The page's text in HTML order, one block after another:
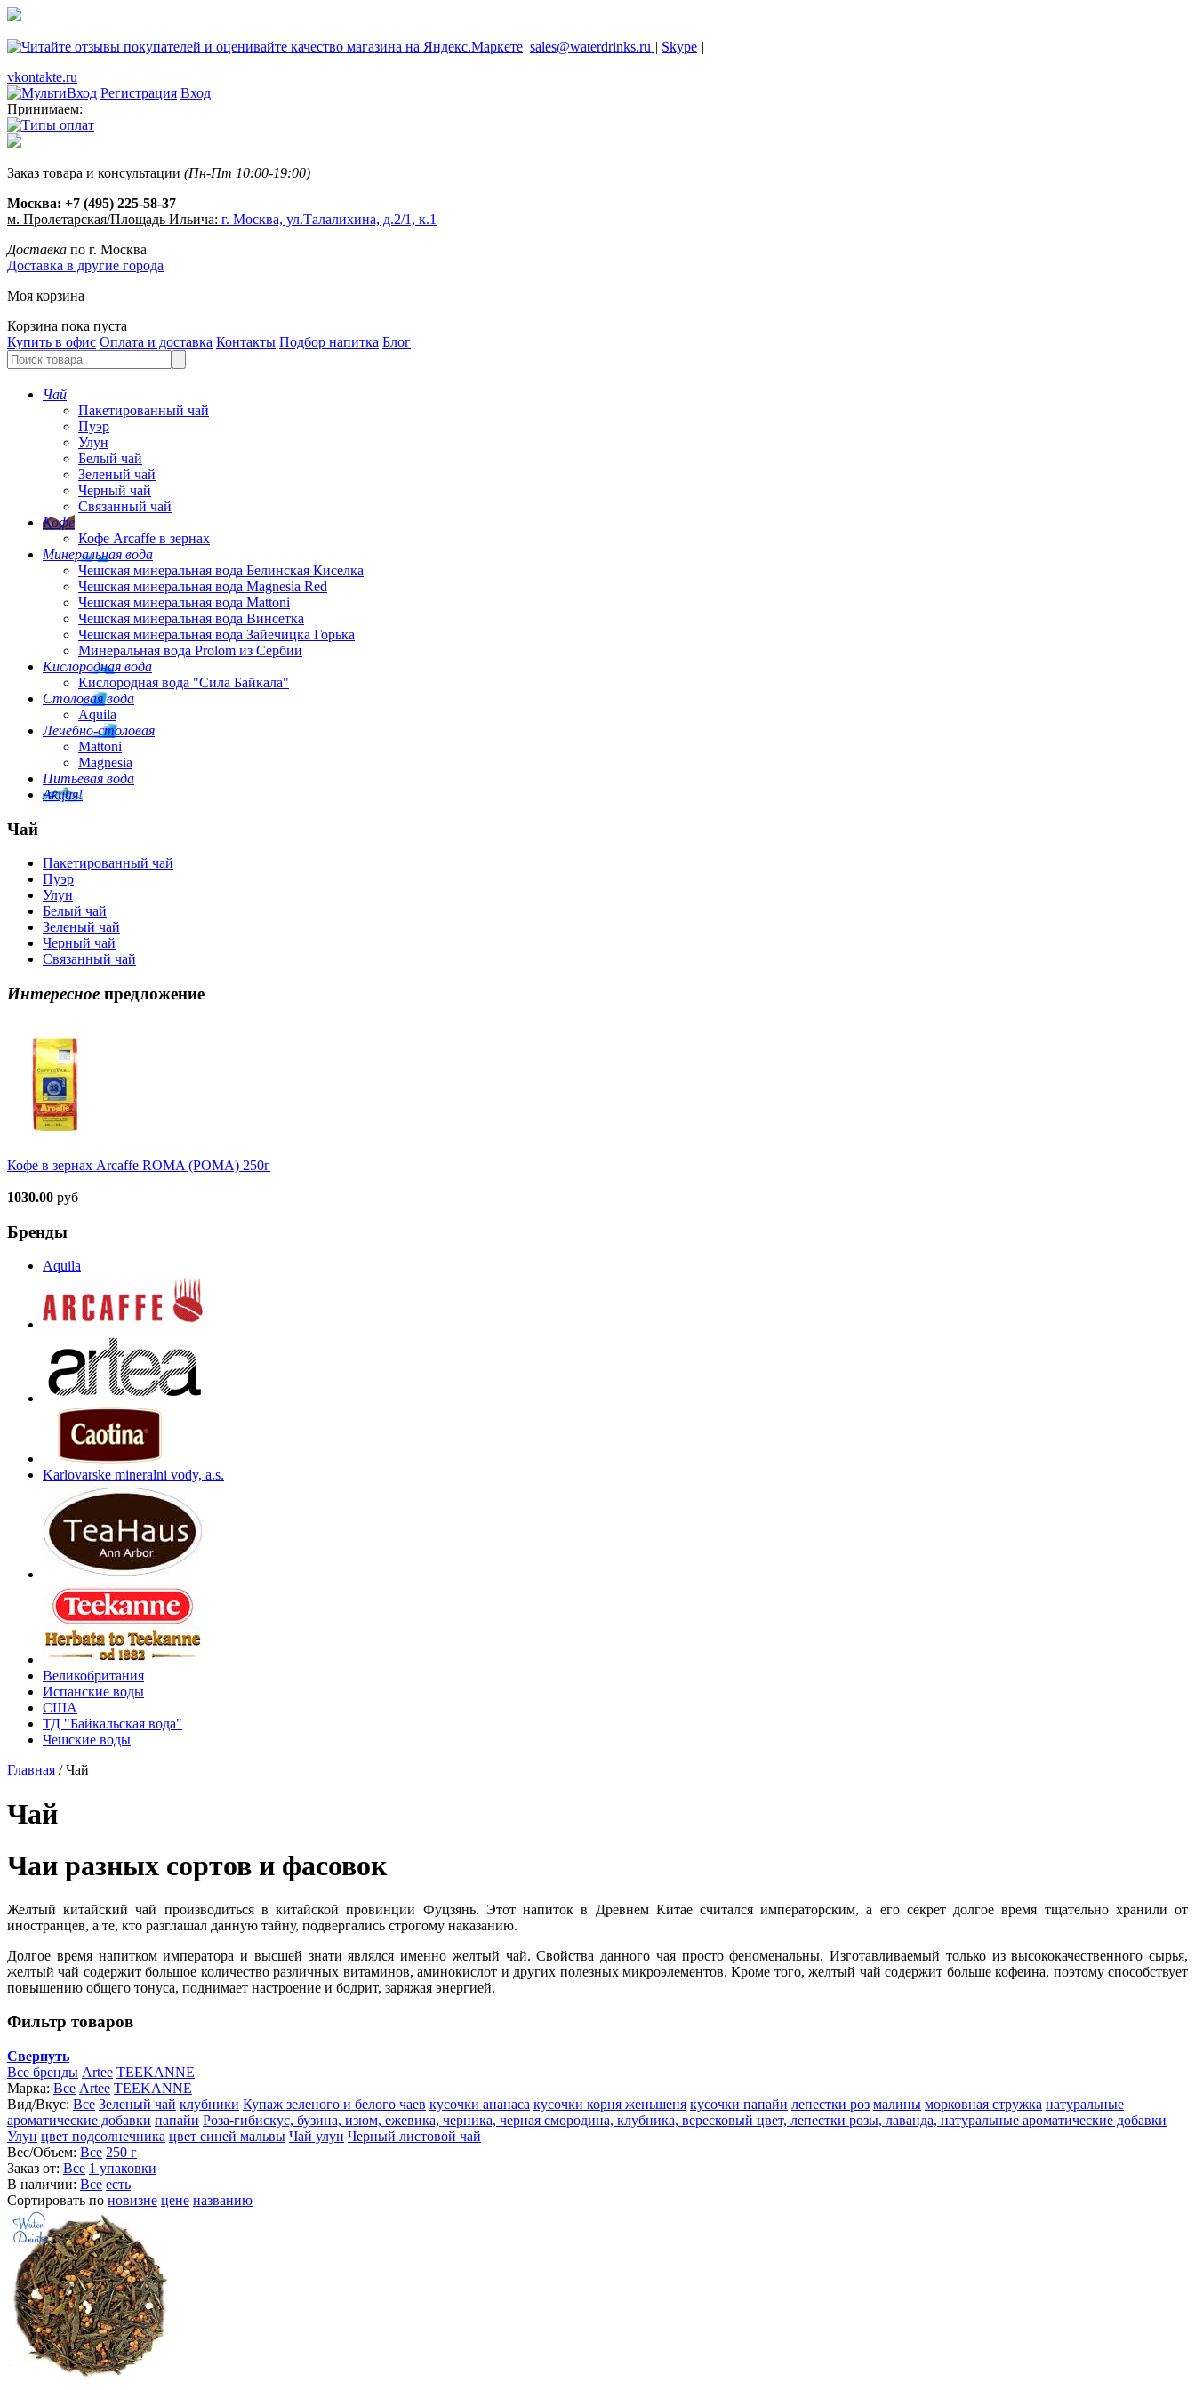
| sales@waterdrinks.ru | Skype |
vkontakte.ru
Регистрация Вход
Принимаем:
Заказ товара и консультации (Пн-Пт 10:00-19:00)
Москва: +7 (495) 225-58-37
м. Пролетарская/Площадь Ильича: г. Москва, ул.Талалихина, д.2/1, к.1
Доставка по г. Москва
Доставка в другие города
Моя корзина
Корзина пока пуста
Купить в офис Оплата и доставка Контакты Подбор напитка Блог
Чай
Пакетированный чай
Пуэр
Улун
Белый чай
Зеленый чай
Черный чай
Связанный чай
Кофе
Кофе Arcaffe в зернах
Минеральная вода
Чешская минеральная вода Белинская Киселка
Чешская минеральная вода Magnesia Red
Чешская минеральная вода Mattoni
Чешская минеральная вода Винсетка
Чешская минеральная вода Зайечицка Горька
Минеральная вода Prolom из Сербии
Кислородная вода
Кислородная вода "Сила Байкала"
Столовая вода
Aquila
Лечебно-столовая
Mattoni
Magnesia
Питьевая вода
Акция!
Чай
Пакетированный чай
Пуэр
Улун
Белый чай
Зеленый чай
Черный чай
Связанный чай
Интересное предложение
Кофе в зернах Arcaffe ROMA (РОМА) 250г
1030.00 руб
Бренды
Aquila
Karlovarske mineralni vody, a.s.
Великобритания
Испанские воды
США
ТД "Байкальская вода"
Чешские воды
Главная /Чай
Чай
Чаи разных сортов и фасовок
Желтый китайский чай производиться в китайской провинции Фуцзянь. Этот напиток в Древнем Китае считался императорским, а его секрет долгое время тщательно хранили от
иностранцев, а те, кто разглашал данную тайну, подвергались строгому наказанию.
Долгое время напитком императора и высшей знати являлся именно желтый чай. Свойства данного чая просто феноменальны. Изготавливаемый только из высококачественного сырья,
желтый чай содержит большое количество различных витаминов, аминокислот и других полезных микроэлементов. Кроме того, желтый чай содержит больше кофеина, поэтому способствует
повышению общего тонуса, поднимает настроение и бодрит, заряжая энергией.
Фильтр товаров
Свернуть
Все бренды Artee TEEKANNE
Марка: Все Artee TEEKANNE
Вид/Вкус: Все Зеленый чай клубники Купаж зеленого и белого чаев кусочки ананаса кусочки корня женьшеня кусочки папайи лепестки роз малины морковная стружка натуральные
ароматические добавки папайи Роза-гибискус, бузина, изюм, ежевика, черника, черная смородина, клубника, вересковый цвет, лепестки розы, лаванда, натуральные ароматические добавки
Улун цвет подсолнечника цвет синей мальвы Чай улун Черный листовой чай
Вес/Объем: Все 250 г
Заказ от: Все 1 упаковки
В наличии: Все есть
Сортировать по новизне цене названию